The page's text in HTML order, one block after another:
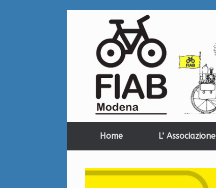
Home L’ Associazione